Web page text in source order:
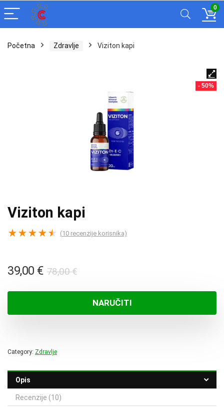
0
Početna Zdravlje Viziton kapi
- 50%
Viziton kapi
★★★★★ (10 recenzije korisnika)
78,00€Izvorna
bila
je:
39,00 €
Trenutna
39,00 €.
NARUČITI
Category: Zdravlje
Opis
Recenzije (10)